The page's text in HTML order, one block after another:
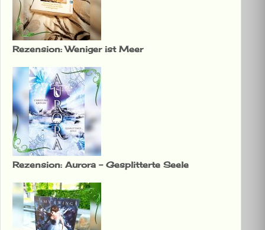
Rezension: Weniger ist Meer
Rezension: Aurora – Gesplitterte Seele